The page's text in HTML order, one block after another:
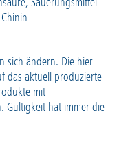
Säuerungsmittel
sich ändern. Die hier
das aktuell produzierte
mit
Gültigkeit hat immer die